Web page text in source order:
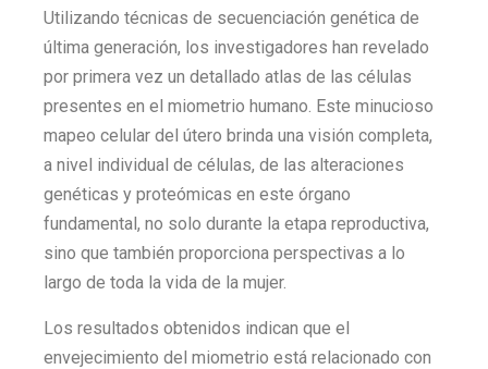
Utilizando técnicas de secuenciación genética de
última generación, los investigadores han revelado
por primera vez un detallado atlas de las células
presentes en el miometrio humano. Este minucioso
mapeo celular del útero brinda una visión completa,
a nivel individual de células, de las alteraciones
genéticas y proteómicas en este órgano
fundamental, no solo durante la etapa reproductiva,
sino que también proporciona perspectivas a lo
largo de toda la vida de la mujer.
Los resultados obtenidos indican que el
envejecimiento del miometrio está relacionado con